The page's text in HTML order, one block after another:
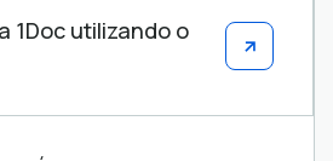
1Doc utilizando o